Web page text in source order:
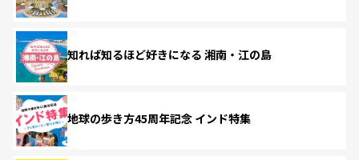
知れば知るほど好きになる 湘南・江の島
地球の歩き方45周年記念 インド特集